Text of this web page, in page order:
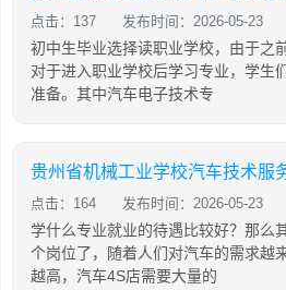
点击：137 发布时间：2026-05-23
初中生毕业选择读职业学校，由于之
对于进入职业学校后学习专业，学生
准备。其中汽车电子技术专
点击：164 发布时间：2026-05-23
学什么专业就业的待遇比较好？那么
个岗位了，随着人们对汽车的需求越
越高，汽车4S店需要大量的